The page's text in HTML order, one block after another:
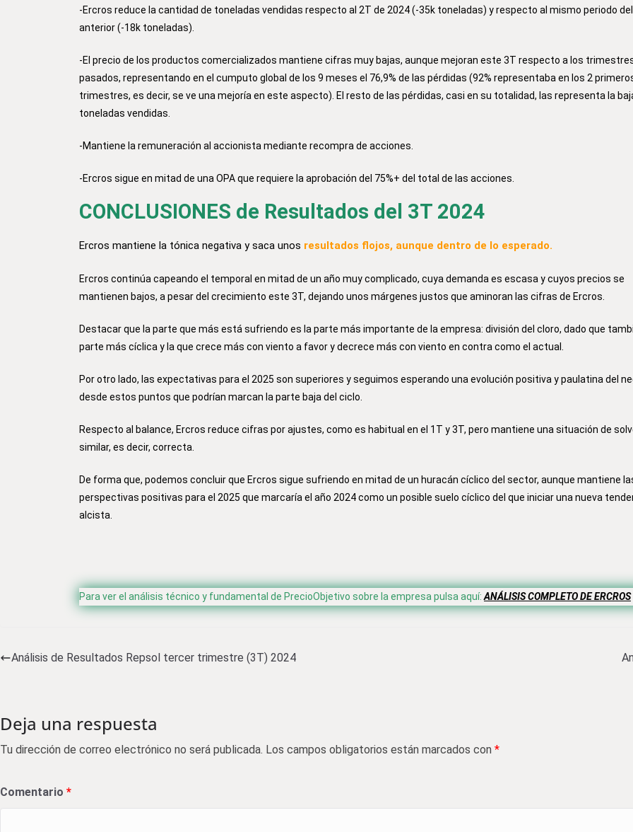
-Ercros reduce la cantidad de toneladas vendidas respecto al 2T de 2024 (-35k toneladas) y respecto al mismo periodo
anterior (-18k toneladas).
-El precio de los productos comercializados mantiene cifras muy bajas, aunque mejoran este 3T respecto a los
pasados, representando en el cumputo global de los 9 meses el 76,9% de las pérdidas (92% representaba en los 2
trimestres, es decir, se ve una mejoría en este aspecto). El resto de las pérdidas, casi en su totalidad, las representa la
toneladas vendidas.
-Mantiene la remuneración al accionista mediante recompra de acciones.
-Ercros sigue en mitad de una OPA que requiere la aprobación del 75%+ del total de las acciones.
CONCLUSIONES de Resultados del 3T 2024
Ercros mantiene la tónica negativa y saca unos resultados flojos, aunque dentro de lo esperado.
Ercros continúa capeando el temporal en mitad de un año muy complicado, cuya demanda es escasa y cuyos precios se
mantienen bajos, a pesar del crecimiento este 3T, dejando unos márgenes justos que aminoran las cifras de Ercros.
Destacar que la parte que más está sufriendo es la parte más importante de la empresa: división del cloro, dado que
parte más cíclica y la que crece más con viento a favor y decrece más con viento en contra como el actual.
Por otro lado, las expectativas para el 2025 son superiores y seguimos esperando una evolución positiva y paulatina del
desde estos puntos que podrían marcan la parte baja del ciclo.
Respecto al balance, Ercros reduce cifras por ajustes, como es habitual en el 1T y 3T, pero mantiene una situación de
similar, es decir, correcta.
De forma que, podemos concluir que Ercros sigue sufriendo en mitad de un huracán cíclico del sector, aunque mantiene
perspectivas positivas para el 2025 que marcaría el año 2024 como un posible suelo cíclico del que iniciar una nueva
alcista.
Para ver el análisis técnico y fundamental de PrecioObjetivo sobre la empresa pulsa aquí: ANÁLISIS COMPLETO DE ERCROS
Análisis de Resultados Repsol tercer trimestre (3T) 2024
Deja una respuesta
Tu dirección de correo electrónico no será publicada. Los campos obligatorios están marcados con *
Comentario *